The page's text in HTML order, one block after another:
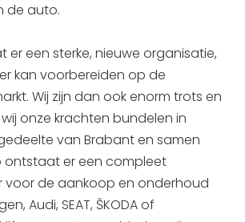
de auto.
er een sterke, nieuwe organisatie,
kan voorbereiden op de
Wij zijn dan ook enorm trots en
onze krachten bundelen in
van Brabant en samen
ontstaat er een compleet
voor de aankoop en onderhoud
Audi, SEAT, ŠKODA of